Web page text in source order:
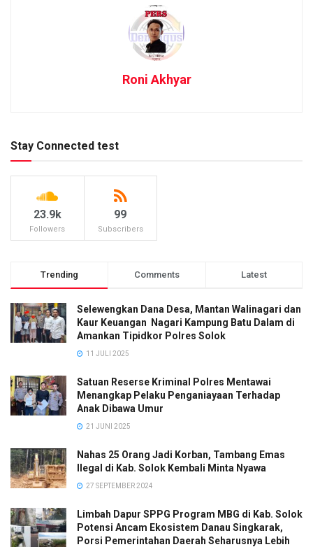
Roni Akhyar
Stay Connected test
23.9k
Followers
99
Subscribers
Trending Comments Latest
Selewengkan Dana Desa, Mantan Walinagari dan
Kaur Keuangan Nagari Kampung Batu Dalam di
Amankan Tipidkor Polres Solok
11 JULI 2025
Satuan Reserse Kriminal Polres Mentawai
Menangkap Pelaku Penganiayaan Terhadap
Anak Dibawa Umur
21 JUNI 2025
Nahas 25 Orang Jadi Korban, Tambang Emas
Ilegal di Kab. Solok Kembali Minta Nyawa
27 SEPTEMBER 2024
Limbah Dapur SPPG Program MBG di Kab. Solok
Potensi Ancam Ekosistem Danau Singkarak,
Porsi Pemerintahan Daerah Seharusnya Lebih